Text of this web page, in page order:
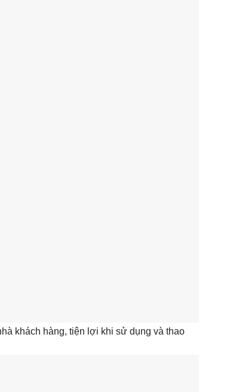
khách hàng, tiện lợi khi sử dụng và thao